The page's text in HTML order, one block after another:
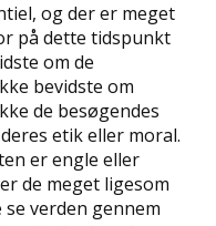
og der er meget
på dette tidspunkt
om de
bevidste om
de besøgendes
etik eller moral.
er engle eller
de meget ligesom
verden gennem